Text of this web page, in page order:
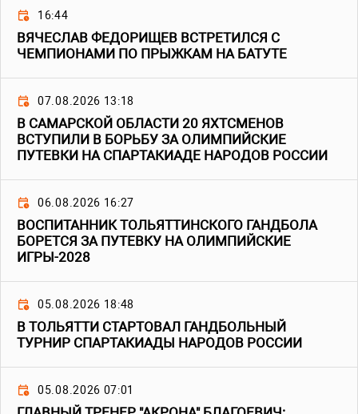
16:44
ВЯЧЕСЛАВ ФЕДОРИЩЕВ ВСТРЕТИЛСЯ С
ЧЕМПИОНАМИ ПО ПРЫЖКАМ НА БАТУТЕ
07.08.2026 13:18
В САМАРСКОЙ ОБЛАСТИ 20 ЯХТСМЕНОВ
ВСТУПИЛИ В БОРЬБУ ЗА ОЛИМПИЙСКИЕ
ПУТЕВКИ НА СПАРТАКИАДЕ НАРОДОВ РОССИИ
06.08.2026 16:27
ВОСПИТАННИК ТОЛЬЯТТИНСКОГО ГАНДБОЛА
БОРЕТСЯ ЗА ПУТЕВКУ НА ОЛИМПИЙСКИЕ
ИГРЫ-2028
05.08.2026 18:48
В ТОЛЬЯТТИ СТАРТОВАЛ ГАНДБОЛЬНЫЙ
ТУРНИР СПАРТАКИАДЫ НАРОДОВ РОССИИ
05.08.2026 07:01